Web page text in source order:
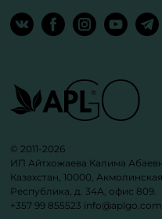
© 2011-2026
ИП Айтхожаева Калима
Казахстан, 10000,
Республика, д. 34А, офис 809.
+357 99 855523 info@aplgo.com